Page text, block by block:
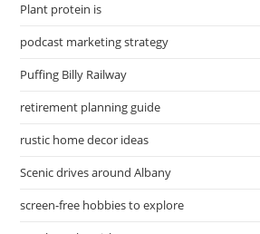
Plant protein is
podcast marketing strategy
Puffing Billy Railway
retirement planning guide
rustic home decor ideas
Scenic drives around Albany
screen-free hobbies to explore